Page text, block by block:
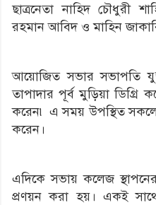
ছাত্রনেতা নাহিদ চৌধুরী
রহমান আবিদ ও মাহিন
আয়োজিত সভার সভাপতি
তাপাদার পূর্ব মুড়িয়া ডিগ্রি
করেন৷ এ সময় উপস্থিত
করেন।
এদিকে সভায় কলেজ স্থাপনের
প্রণয়ন করা হয়। একই সাথে